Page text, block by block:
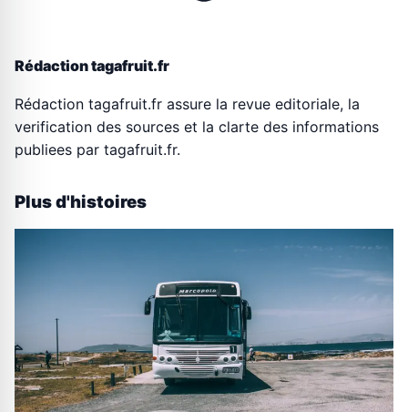
Rédaction tagafruit.fr
Rédaction tagafruit.fr assure la revue editoriale, la
verification des sources et la clarte des informations
publiees par tagafruit.fr.
Plus d'histoires